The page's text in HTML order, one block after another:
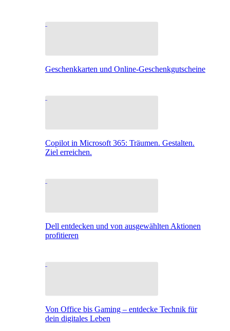
Geschenkkarten und Online-Geschenkgutscheine
Copilot in Microsoft 365: Träumen. Gestalten.
Ziel erreichen.
Dell entdecken und von ausgewählten Aktionen
profitieren
Von Office bis Gaming – entdecke Technik für
dein digitales Leben